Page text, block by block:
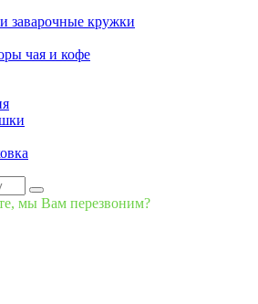
заварочные кружки
чая и кофе
мы Вам перезвоним?